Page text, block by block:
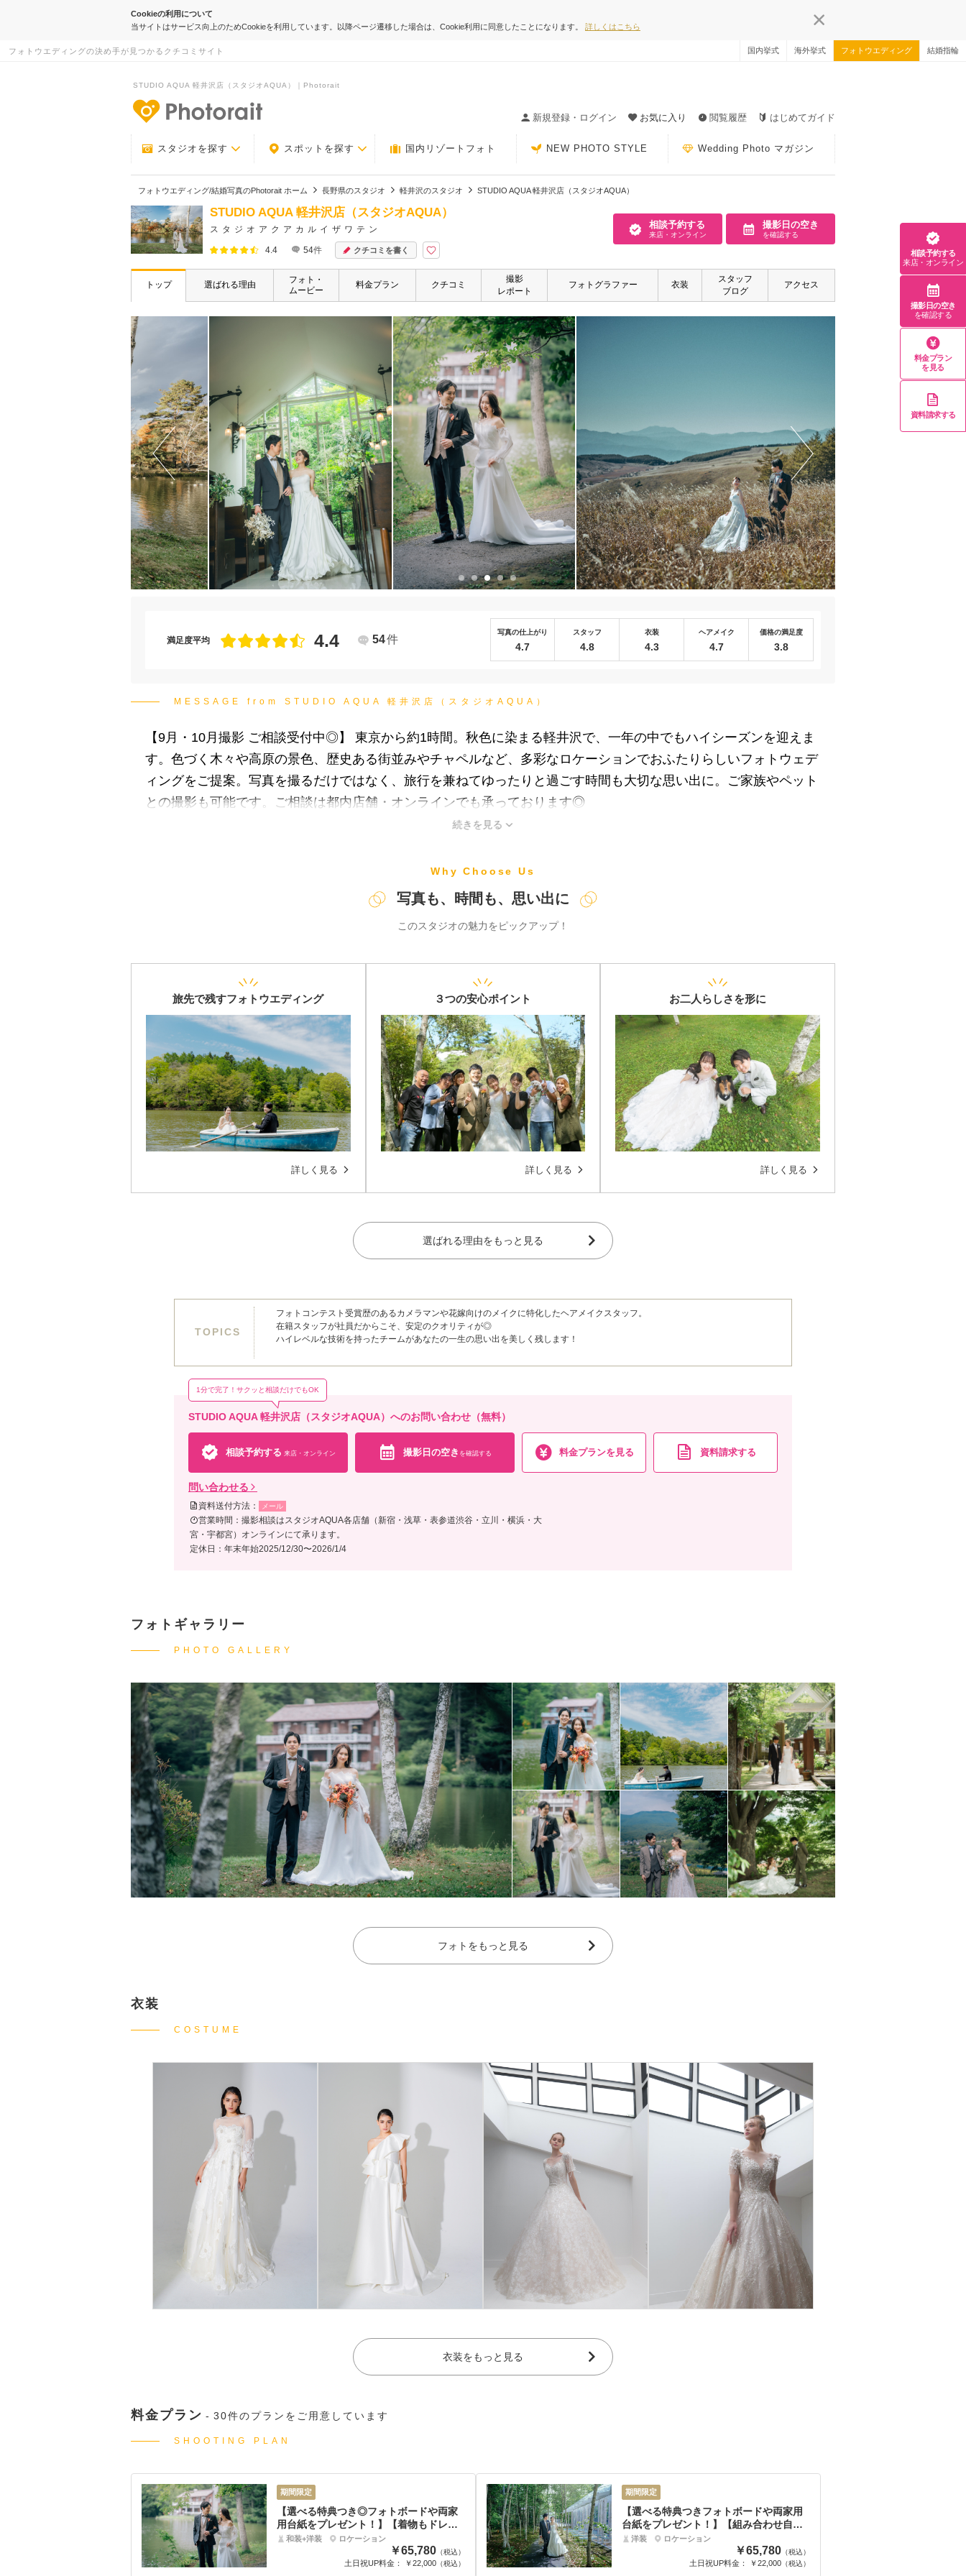
Cookieの利用について
当サイトはサービス向上のためCookieを利用しています。以降ページ遷移した場合は、Cookie利用に同意したことになります。 詳しくはこちら
フォトウエディングの決め手が見つかるクチコミサイト 国内挙式 海外挙式 フォトウエディング 結婚指輪
STUDIO AQUA 軽井沢店（スタジオAQUA）｜Photorait
新規登録・ログイン
お気に入り 閲覧履歴 はじめてガイド
スタジオを探す スポットを探す 国内リゾートフォト NEW PHOTO STYLE Wedding Photo マガジン
フォトウエディング/結婚写真のPhotorait ホーム 長野県のスタジオ 軽井沢のスタジオ STUDIO AQUA 軽井沢店（スタジオAQUA）
STUDIO AQUA 軽井沢店（スタジオAQUA）
スタジオアクアカルイザワテン
4.4 54件 クチコミを書く
相談予約する
来店・オンライン
撮影日の空き
を確認する
トップ 選ばれる理由
フォト・
ムービー
料金プラン クチコミ
撮影
レポート
フォトグラファー 衣装
スタッフ
ブログ
アクセス
満足度平均 4.4 54件
写真の仕上がり
4.7
スタッフ
4.8
衣装
4.3
ヘアメイク
4.7
価格の満足度
3.8
MESSAGE from STUDIO AQUA 軽井沢店（スタジオAQUA）
【9月・10月撮影 ご相談受付中◎】 東京から約1時間。秋色に染まる軽井沢で、一年の中でもハイシーズンを迎えま
す。色づく木々や高原の景色、歴史ある街並みやチャペルなど、多彩なロケーションでおふたりらしいフォトウェデ
ィングをご提案。写真を撮るだけではなく、旅行を兼ねてゆったりと過ごす時間も大切な思い出に。ご家族やペット
との撮影も可能です。ご相談は都内店舗・オンラインでも承っております◎
続きを見る
Why Choose Us
写真も、時間も、思い出に
このスタジオの魅力をピックアップ！
詳しく見る
旅先で残すフォトウエディング
詳しく見る
３つの安心ポイント
詳しく見る
お二人らしさを形に
選ばれる理由をもっと見る
TOPICS
フォトコンテスト受賞歴のあるカメラマンや花嫁向けのメイクに特化したヘアメイクスタッフ。
在籍スタッフが社員だからこそ、安定のクオリティが◎
ハイレベルな技術を持ったチームがあなたの一生の思い出を美しく残します！
STUDIO AQUA 軽井沢店（スタジオAQUA）へのお問い合わせ（無料）
1分で完了！サクッと相談だけでもOK
相談予約する 来店・オンライン 撮影日の空き を確認する 料金プランを見る 資料請求する
問い合わせる
資料送付方法： メール
営業時間：撮影相談はスタジオAQUA各店舗（新宿・浅草・表参道渋谷・立川・横浜・大
宮・宇都宮）オンラインにて承ります。
定休日：年末年始2025/12/30〜2026/1/4
フォトギャラリー
PHOTO GALLERY
フォトをもっと見る
衣装
COSTUME
衣装をもっと見る
料金プラン 30件のプランをご用意しています
SHOOTING PLAN
期間限定
【選べる特典つき◎フォトボードや両家
用台紙をプレゼント！】【着物もドレス
もお得に出来ちゃう♡】和装＆洋装ロケ
和装+洋装 ロケーション
￥65,780 （税込）
土日祝UP料金： ￥22,000 （税込）
期間限定
【選べる特典つきフォトボードや両家用
台紙をプレゼント！】【組み合わせ自由
♡】洋装ロケーション2か所プラン
洋装 ロケーション
￥65,780 （税込）
土日祝UP料金： ￥22,000 （税込）
相談予約する
来店・オンライン
撮影日の空き
を確認する
料金プラン
を見る
資料請求する